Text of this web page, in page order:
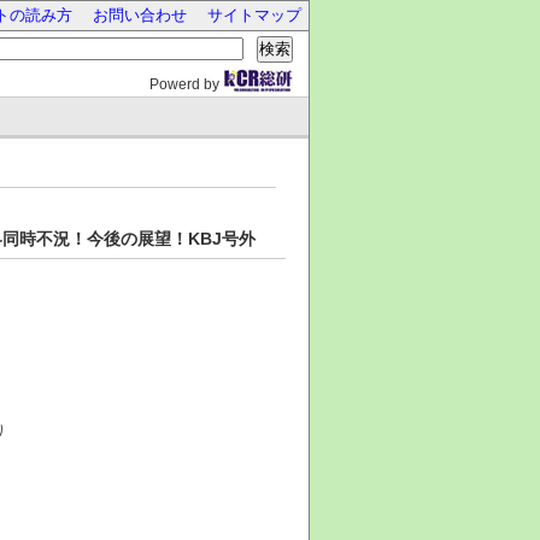
の読み方 お問い合わせ
サイトマップ
検索
Powerd by
時不況！今後の展望！KBJ号外